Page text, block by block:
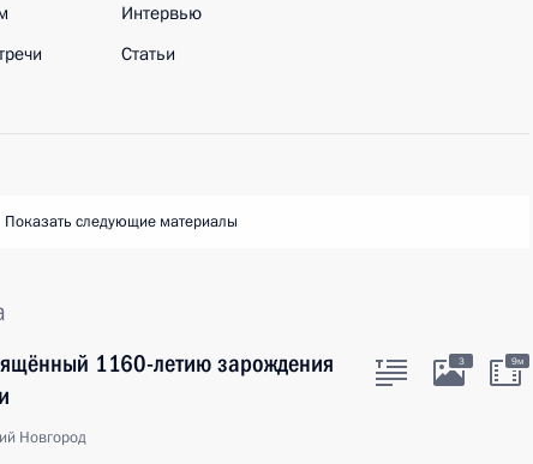
Интервью
Статьи
Показать следующие материалы
1160-летию зарождения
Новгород
3 9м